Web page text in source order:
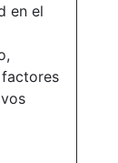
en el